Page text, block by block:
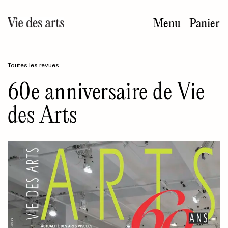
au
contenu
Menu Panier
Toutes les revues
60e anniversaire de Vie
des Arts